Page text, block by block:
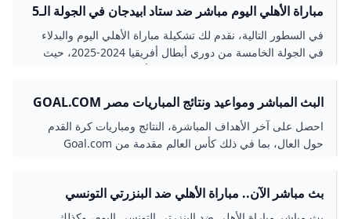
مباراة الأهلي اليوم مباشر ضد ستاد ابيدجان في الجولة الـ5
من دوري ابطال افريقيا يلا شوت جودة عالية بدون تقطيع -
NNI مصر
في السطور التالية، نقدم لك تشكيلة مباراة الأهلي اليوم والبدلاء
في الجولة الخامسة من دوري أبطال أفريقيا 2024-2025، حيث
بهزيمة بهدف نظيف. تابع معنا للمزيد من التفاصيل حول بث مباشر
مباراة الاهلي اليوم.
البث المباشر ومواعيد ونتائج المباريات مصر GOAL.COM
احصل على آخر الأهداف المباشرة، النتائج ومباريات كرة القدم
حول العال، بما في ذلك كأس العالم مقدمة من Goal.com
بث مباشر الآن.. مباراة الأهلي ضد البنزرتي التونسي
(الاستوديو التحليلي) المصري اليوم